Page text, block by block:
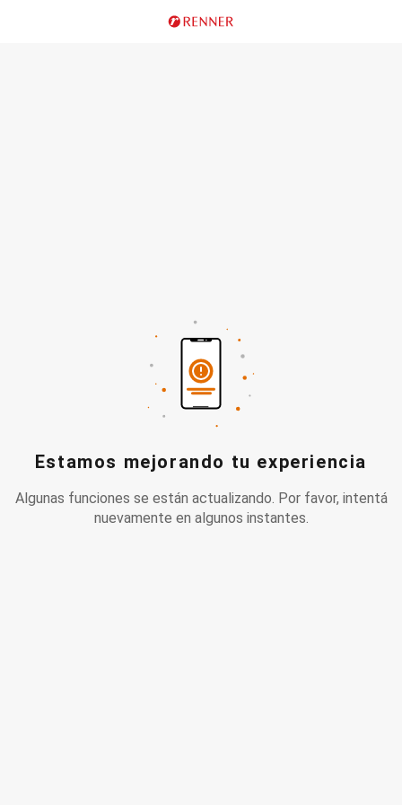
Estamos mejorando tu experiencia
Algunas funciones se están actualizando. Por favor, intentá
nuevamente en algunos instantes.